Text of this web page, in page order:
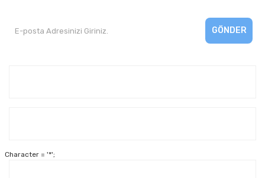
GÖNDER
Character = '*';